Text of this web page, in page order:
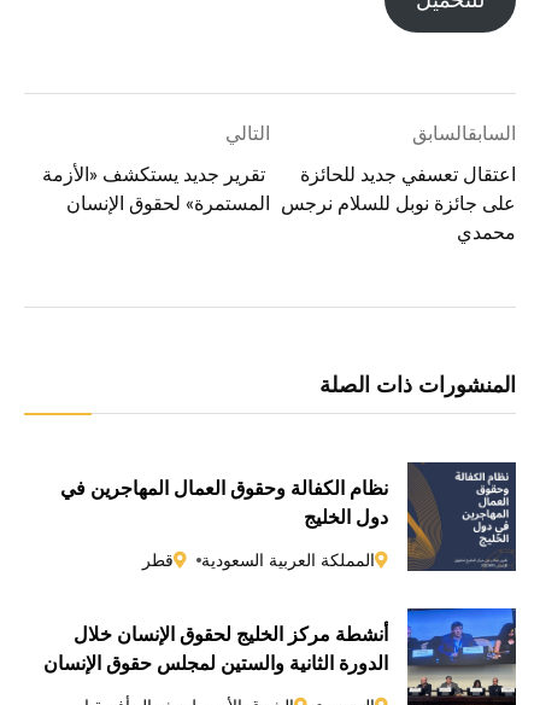
السابقالسابق
اعتقال تعسفي جديد للحائزة
على جائزة نوبل للسلام نرجس
محمدي
التالي
تقرير جديد يستكشف «الأزمة
المستمرة» لحقوق الإنسان
المنشورات ذات الصلة
نظام الكفالة وحقوق العمال المهاجرين في
دول الخليج
المملكة العربية السعودية قطر
أنشطة مركز الخليج لحقوق الإنسان خلال
الدورة الثانية والستين لمجلس حقوق الإنسان
التابع للأمم المتحدة